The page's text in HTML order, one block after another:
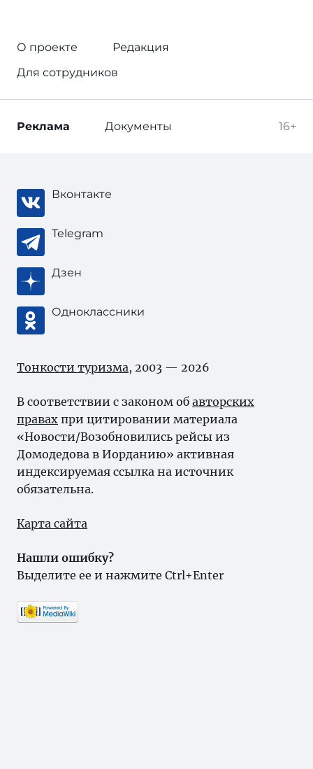
О проекте
Редакция
Для сотрудников
16+
Реклама Документы
Вконтакте
Telegram
Дзен
Одноклассники
Тонкости туризма, 2003 — 2026
В соответствии с законом об авторских
правах при цитировании материала
«Новости/Возобновились рейсы из
Домодедова в Иорданию» активная
индексируемая ссылка на источник
обязательна.
Карта сайта
Нашли ошибку?
Выделите ее и нажмите Ctrl+Enter